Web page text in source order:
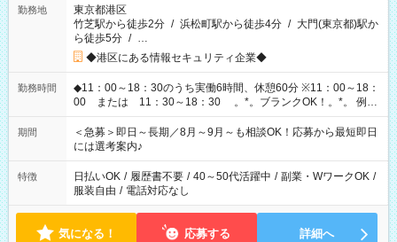
勤務地
東京都港区
竹芝駅から徒歩2分 / 浜松町駅から徒歩4分 / 大門(東京都)駅か
ら徒歩5分 / …
◆港区にある情報セキュリティ企業◆
勤務時間
◆11：00～18：30のうち実働6時間、休憩60分 ※11：00～18：
00 または 11：30～18：30 。*。ブランクOK！。*。 例え
ば前職が、 在宅/財団法人/事務/コールセンター/受付/販売/カフェ
スタッフ スイーツ販売/ホテルフロント/化粧品販売/など 様々な
業界から入社して活躍されています♪
期間
＜急募＞即日～長期／8月～9月～も相談OK！応募から最短即日
には選考案内♪
特徴 日払いOK / 履歴書不要 / 40～50代活躍中 / 副業・WワークOK /
服装自由 / 電話対応なし
気になる！ 応募する 詳細へ